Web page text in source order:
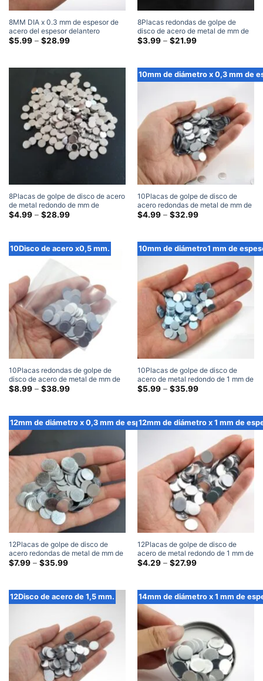
8MM DIA x 0.3 mm de espesor de
acero del espesor delantero
redondo de metal en blanco placas
$5.99 – $28.99Gama
a
través
de
$28.99
8Placas redondas de golpe de
disco de acero de metal de mm de
diámetro x 0,5 mm de espesor
$3.99 – $21.99Gama
a
través
8Placas de golpe de disco de acero
de metal redondo de mm de
diámetro x 2 mm de espesor
$4.99 – $28.99Gama
a
través
10mm de diámetro x 0,3 mm de
10Placas de golpe de disco de
acero redondas de metal de mm de
diámetro x 0,3 mm de espesor
$4.99 – $32.99Gama
a
través
$32.99
10Disco de acero x0,5 mm.
10Placas redondas de golpe de
disco de acero de metal de mm de
diámetro x 0,5 mm de espesor
$8.99 – $38.99Gama
a
través
10mm de diámetro1 mm de
10Placas de golpe de disco de
acero de metal redondo de 1 mm de
diámetro x 1 mm de espesor
$5.99 – $35.99Gama
a
través
$35.99
12mm de diámetro x 0,3 mm de espesor
12Placas de golpe de disco de
acero redondas de metal de mm de
diámetro x 0,3 mm de espesor
$7.99 – $35.99Gama
a
través
$35.99
12mm de diámetro x 1 mm de
12Placas de golpe de disco de
acero de metal redondo de 1 mm de
diámetro x 1 mm de espesor
$4.29 – $27.99Gama
a
través
12Disco de acero de 1,5 mm. 14mm de diámetro x 1 mm de